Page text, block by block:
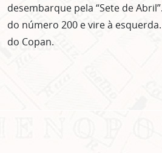
desembarque pela “Sete de
do número 200 e vire à
do Copan.